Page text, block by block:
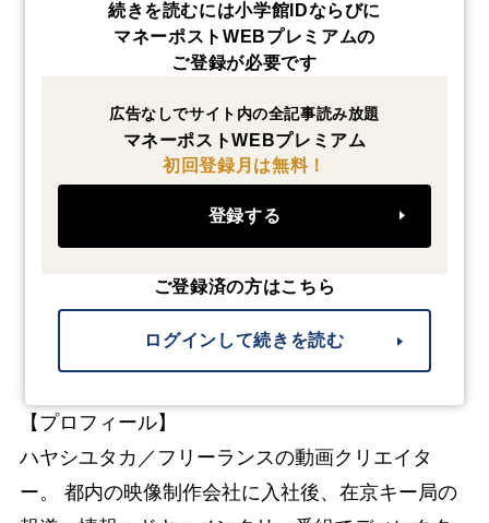
続きを読むには小学館IDならびに
マネーポストWEBプレミアムの
ご登録が必要です
広告なしでサイト内の全記事読み放題
マネーポストWEBプレミアム
初回登録月は無料！
登録する
ご登録済の方はこちら
ログインして続きを読む
【プロフィール】
ハヤシユタカ／フリーランスの動画クリエイタ
ー。 都内の映像制作会社に入社後、在京キー局の